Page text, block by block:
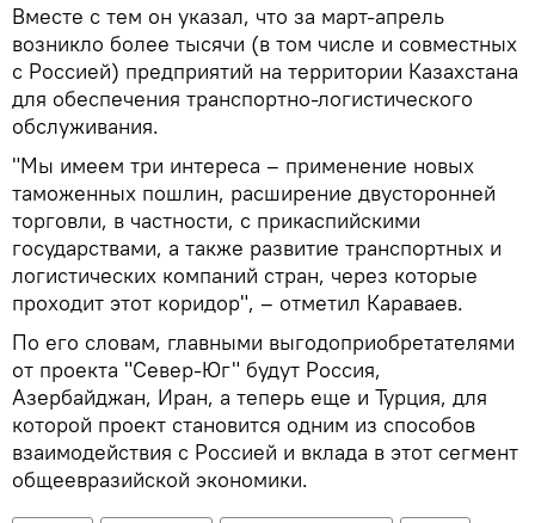
Вместе с тем он указал, что за март-апрель
возникло более тысячи (в том числе и совместных
с Россией) предприятий на территории Казахстана
для обеспечения транспортно-логистического
обслуживания.
"Мы имеем три интереса – применение новых
таможенных пошлин, расширение двусторонней
торговли, в частности, с прикаспийскими
государствами, а также развитие транспортных и
логистических компаний стран, через которые
проходит этот коридор", – отметил Караваев.
По его словам, главными выгодоприобретателями
от проекта "Север-Юг" будут Россия,
Азербайджан, Иран, а теперь еще и Турция, для
которой проект становится одним из способов
взаимодействия с Россией и вклада в этот сегмент
общеевразийской экономики.